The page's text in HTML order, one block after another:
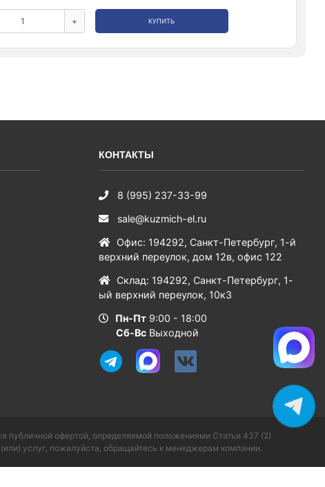
+ КУПИТЬ
КОНТАКТЫ
8 (995) 237-33-99
sale@kuzmich-el.ru
Офис: 194292, Санкт-Петербург, 1-й
верхний переулок, дом 12в, офис 122
Склад: 194292, Санкт-Петербург, 1-
ый верхний переулок, 10к3
Пн-Пт 9:00 - 18:00
Сб-ВсВыходной
публичной офертой, определяемой положениями Статьи 437 (2)
услуг, пожалуйста, обращайтесь к менеджерам компании.